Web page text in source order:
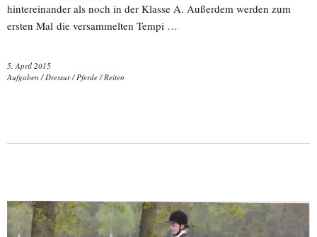
hintereinander als noch in der Klasse A. Außerdem werden zum
ersten Mal die versammelten Tempi …
5. April 2015
Aufgaben / Dressur/ Pferde /Reiten